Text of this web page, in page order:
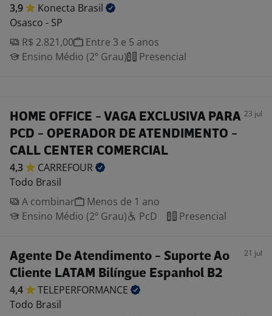
3,9 Konecta Brasil
Osasco - SP
R$ 2.821,00
Entre 3 e 5 anos
Ensino Médio (2º Grau)
Presencial
HOME OFFICE - VAGA EXCLUSIVA PARA
PCD - OPERADOR DE ATENDIMENTO -
CALL CENTER COMERCIAL
23 jul
4,3
CARREFOUR
Todo Brasil
A combinar
Menos de 1 ano
Ensino Médio (2º Grau)
PcD Presencial
Agente De Atendimento - Suporte Ao
Cliente LATAM Bilíngue Espanhol B2
21 jul
4,4
TELEPERFORMANCE
Todo Brasil